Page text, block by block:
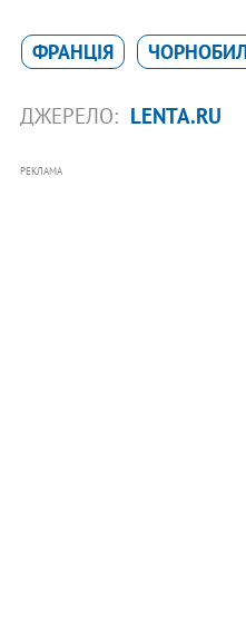
ФРАНЦІЯ
ДЖЕРЕЛО: LENTA.RU
РЕКЛАМА